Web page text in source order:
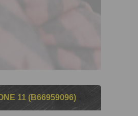
11 (B66959096)